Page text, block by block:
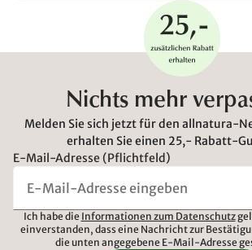
Nichts mehr
Melden Sie sich jetzt für den allnatura-
erhalten Sie einen 25,- Rabatt-
E-Mail-Adresse (Pflichtfeld)
Ich habe die Informationen zum Datenschutz
einverstanden, dass eine Nachricht zur
die unten angegebene E-Mail-Adresse